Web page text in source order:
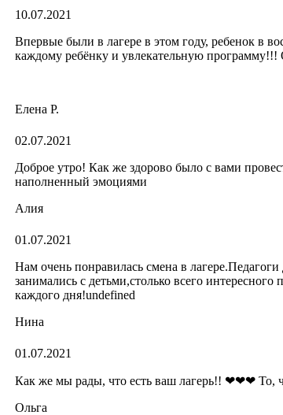
10.07.2021
Впервые были в лагере в этом году, ребенок в
каждому ребёнку и увлекательную программу!!!
Елена Р.
02.07.2021
Доброе утро! Как же здорово было с вами
наполненный эмоциями
Алия
01.07.2021
Нам очень понравилась смена в
занимались с детьми,столько всего
каждого дня!undefined
Нина
01.07.2021
Как же мы рады, что есть ваш лагерь!! ❤❤❤ То,
Ольга